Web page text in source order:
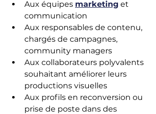
Aux équipes marketing et
communication
Aux responsables de contenu,
chargés de campagnes,
community managers
Aux collaborateurs polyvalents
souhaitant améliorer leurs
productions visuelles
Aux profils en reconversion ou
prise de poste dans des